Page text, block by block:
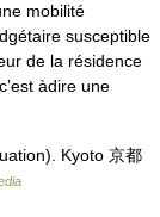
mobilité
susceptible
de la résidence
àdire une
Kyoto 京都